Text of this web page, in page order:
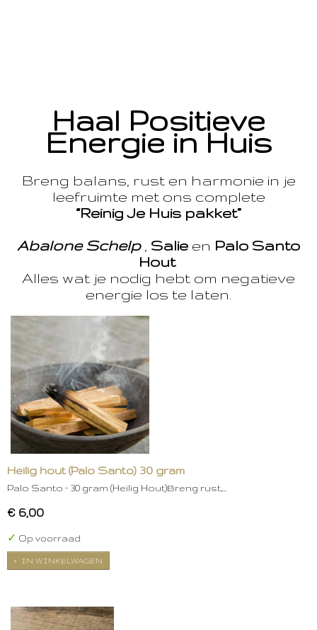
Haal Positieve
Energie in Huis
Breng balans, rust en harmonie in je
leefruimte met ons complete
“Reinig Je Huis pakket”
Abalone Schelp, Salie en Palo Santo
Hout
Alles wat je nodig hebt om negatieve
energie los te laten.
Heilig hout (Palo Santo) 30 gram
Palo Santo – 30 gram (Heilig Hout)Breng rust,…
€ 6,00
✓ Op voorraad
IN WINKELWAGEN